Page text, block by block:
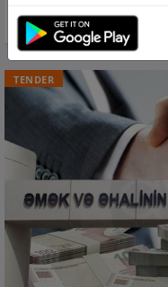
tikiş sapları alır
TENDER